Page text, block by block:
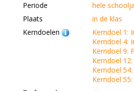
Periode
hele
Plaats
in de klas
Kerndoelen
Kerndoel 1:
Kerndoel 4:
Kerndoel 9:
Kerndoel
Kerndoel
Kerndoel